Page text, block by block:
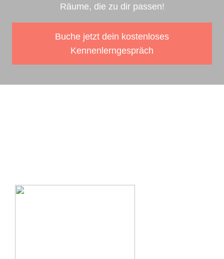
Räume, die zu dir passen!
Buche jetzt dein kostenloses
Kennenlerngespräch